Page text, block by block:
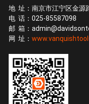
地 址：南京市江宁区金源
电 话：025-85587098
邮 箱：
网 址：